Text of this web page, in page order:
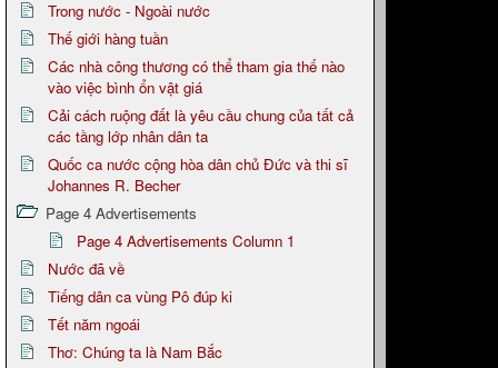
Trong nước - Ngoài nước
Thế giới hàng tuần
Các nhà công thương có thể tham gia thế nào
vào việc bình ổn vật giá
Cải cách ruộng đất là yêu cầu chung của tất cả
các tầng lớp nhân dân ta
Quốc ca nước cộng hòa dân chủ Đức và thi sĩ
Johannes R. Becher
Page 4 Advertisements
Page 4 Advertisements Column 1
Nước đã về
Tiếng dân ca vùng Pô đúp ki
Tết năm ngoái
Thơ: Chúng ta là Nam Bắc